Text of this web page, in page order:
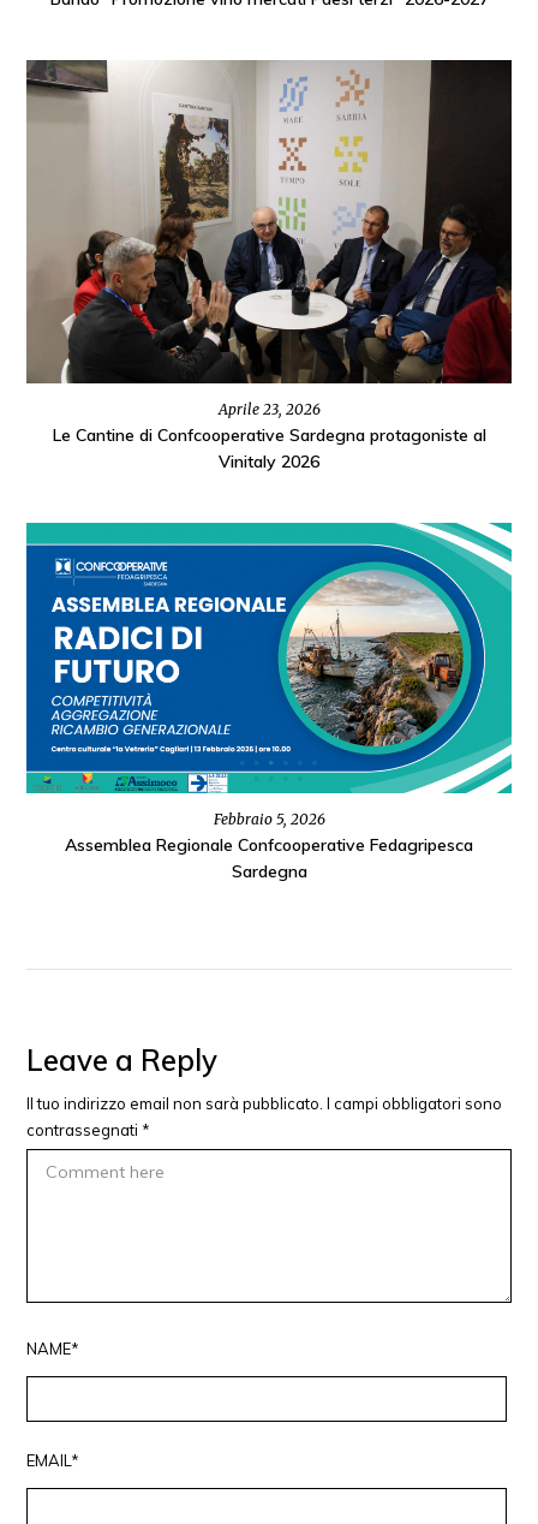
Aprile 23, 2026
Le Cantine di Confcooperative Sardegna protagoniste al
Vinitaly 2026
Febbraio 5, 2026
Assemblea Regionale Confcooperative Fedagripesca
Sardegna
Leave a Reply
Il tuo indirizzo email non sarà pubblicato. I campi obbligatori sono
contrassegnati *
NAME*
EMAIL*